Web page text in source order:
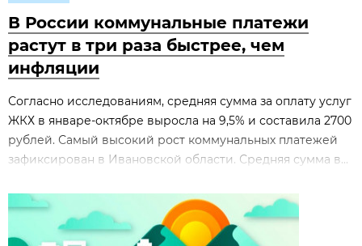
В России коммунальные платежи
растут в три раза быстрее, чем
инфляции
Согласно исследованиям, средняя сумма за оплату услуг
ЖКХ в январе-октябре выросла на 9,5% и составила 2700
рублей. Самый высокий рост коммунальных платежей
зафиксирован в Ивановской области. Средняя сумма в...